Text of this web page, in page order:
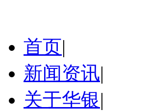
首页|
新闻资讯|
关于华银|